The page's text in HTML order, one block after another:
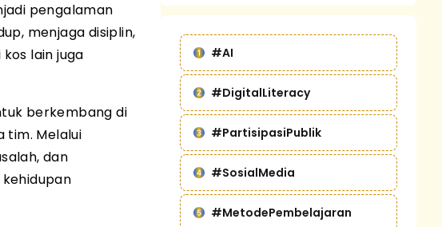
pengalaman
menjaga disiplin,
lain juga
berkembang di
tim. Melalui
dan
#AI
#DigitalLiteracy
#PartisipasiPublik
#SosialMedia
#MetodePembelajaran